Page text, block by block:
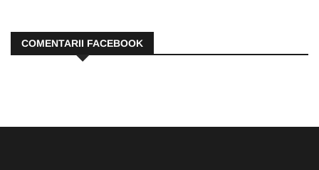
COMENTARII FACEBOOK